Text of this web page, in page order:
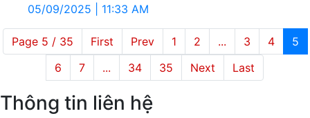
05/09/2025 | 11:33 AM
Page 5 / 35 First Prev 1 2 ... 3 4
5
6
7 ... 34 35 Next Last
Thông tin liên hệ